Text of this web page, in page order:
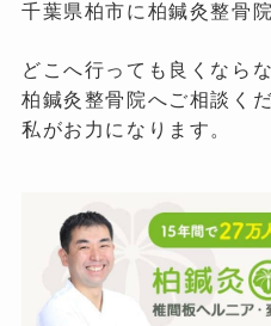
千葉県柏市に柏鍼灸整骨
どこへ行っても良くなら
柏鍼灸整骨院へご相談くだ
私がお力になります。